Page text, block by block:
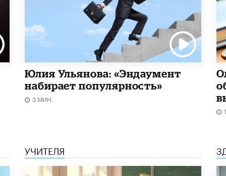
Юлия Ульянова: «Эндаумент
набирает популярность»
3 МИН.
УЧИТЕЛЯ